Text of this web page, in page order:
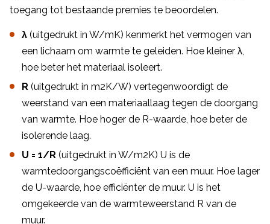
toegang tot bestaande premies te beoordelen.
λ (uitgedrukt in W/mK) kenmerkt het vermogen van
een lichaam om warmte te geleiden. Hoe kleiner λ,
hoe beter het materiaal isoleert.
R (uitgedrukt in m2K/W) vertegenwoordigt de
weerstand van een materiaallaag tegen de doorgang
van warmte. Hoe hoger de R-waarde, hoe beter de
isolerende laag.
U = 1/R (uitgedrukt in W/m2K) U is de
warmtedoorgangscoëfficiënt van een muur. Hoe lager
de U-waarde, hoe efficiënter de muur. U is het
omgekeerde van de warmteweerstand R van de
muur.